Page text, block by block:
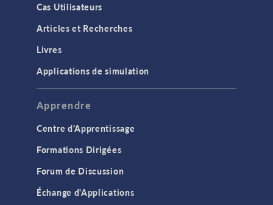
Cas Utilisateurs
Articles et Recherches
Livres
Applications de simulation
Apprendre
Centre d'Apprentissage
Formations Dirigées
Forum de Discussion
Échange d'Applications